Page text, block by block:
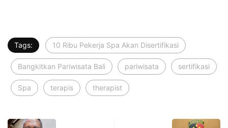
Tags: 10 Ribu Pekerja Spa Akan Disertifikasi
Bangkitkan Pariwisata Bali pariwisata sertifikasi
Spa terapis therapist